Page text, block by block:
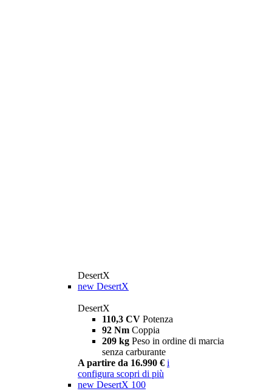
DesertX
new DesertX
DesertX
110,3 CV Potenza
92 Nm Coppia
209 kg Peso in ordine di marcia
senza carburante
A partire da 16.990 € i
configura scopri di più
new DesertX 100